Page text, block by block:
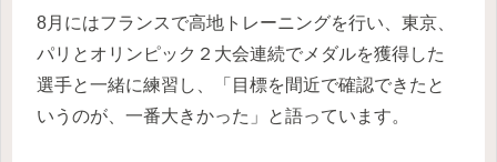
8月にはフランスで高地トレーニングを行い、東京、
パリとオリンピック２大会連続でメダルを獲得した
選手と一緒に練習し、「目標を間近で確認できたと
いうのが、一番大きかった」と語っています。